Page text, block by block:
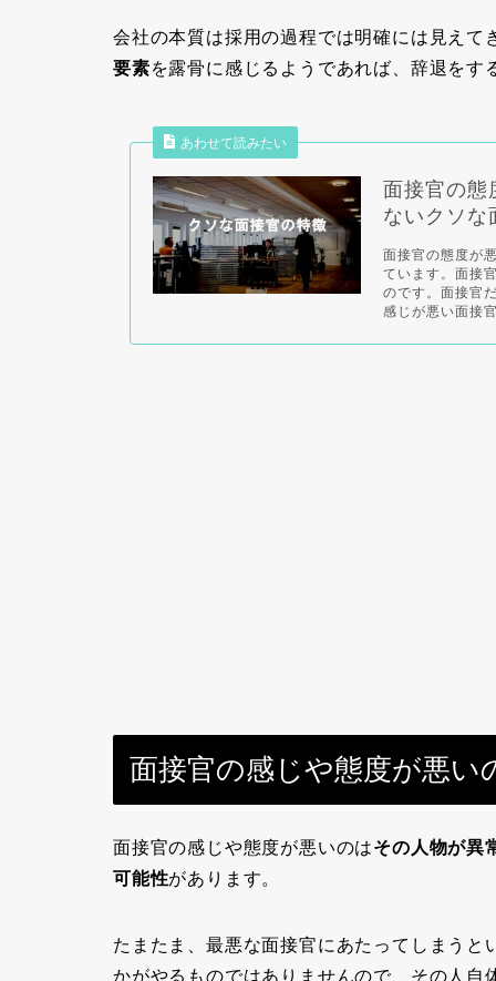
会社の本質は採用の過程では明確には見えて
要素を露骨に感じるようであれば、辞退を
あわせて読みたい
面接官の態
ないクソな
面接官の態度が
ています。面接
のです。面接官
感じが悪い面接
面接官の感じや態度が悪
面接官の感じや態度が悪いのはその人物が異
可能性があります。
たまたま、最悪な面接官にあたってしまう
かがやるものではありませんので、その人